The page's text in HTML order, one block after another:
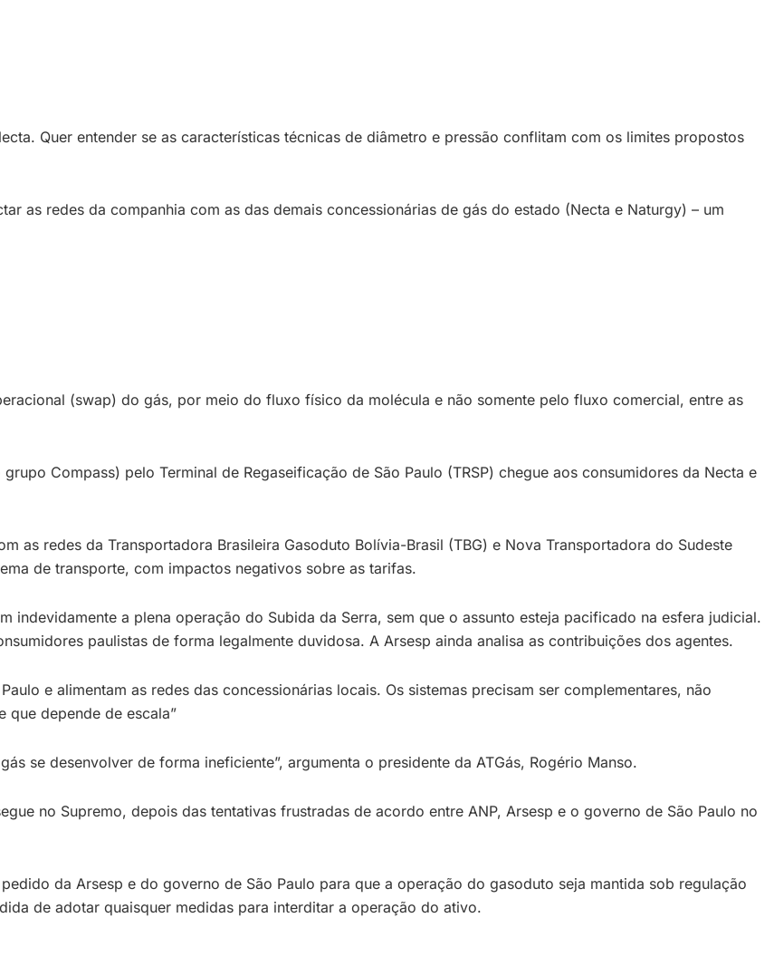
Quer entender se as características técnicas de diâmetro e pressão conflitam com os limites propostos
as redes da companhia com as das demais concessionárias de gás do estado (Necta e Naturgy) – um
(swap) do gás, por meio do fluxo físico da molécula e não somente pelo fluxo comercial, entre as
Compass) pelo Terminal de Regaseificação de São Paulo (TRSP) chegue aos consumidores da Necta e
as redes da Transportadora Brasileira Gasoduto Bolívia-Brasil (TBG) e Nova Transportadora do Sudeste
de transporte, com impactos negativos sobre as tarifas.
indevidamente a plena operação do Subida da Serra, sem que o assunto esteja pacificado na esfera judicial.
paulistas de forma legalmente duvidosa. A Arsesp ainda analisa as contribuições dos agentes.
e alimentam as redes das concessionárias locais. Os sistemas precisam ser complementares, não
que depende de escala”
se desenvolver de forma ineficiente”, argumenta o presidente da ATGás, Rogério Manso.
no Supremo, depois das tentativas frustradas de acordo entre ANP, Arsesp e o governo de São Paulo no
da Arsesp e do governo de São Paulo para que a operação do gasoduto seja mantida sob regulação
de adotar quaisquer medidas para interditar a operação do ativo.